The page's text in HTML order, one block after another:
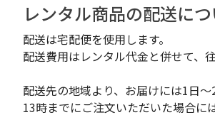
レンタル商品の配送に
配送は宅配便を使用します。
配送費用はレンタル代金と併せて、
配送先の地域より、お届けには1日～
13時までにご注文いただいた場合に